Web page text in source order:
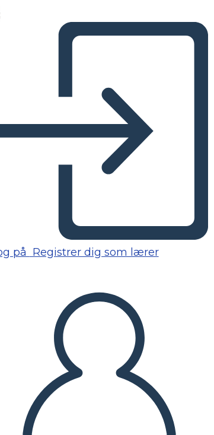
på Registrer dig som lærer